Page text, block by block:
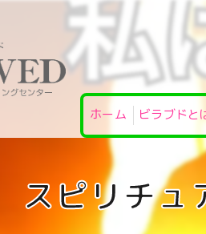
ホーム ビラブドと